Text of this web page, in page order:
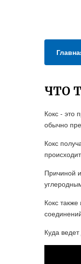
ЧТО
Кокс - это
обычно
Кокс
Причиной
Кокс
Куда